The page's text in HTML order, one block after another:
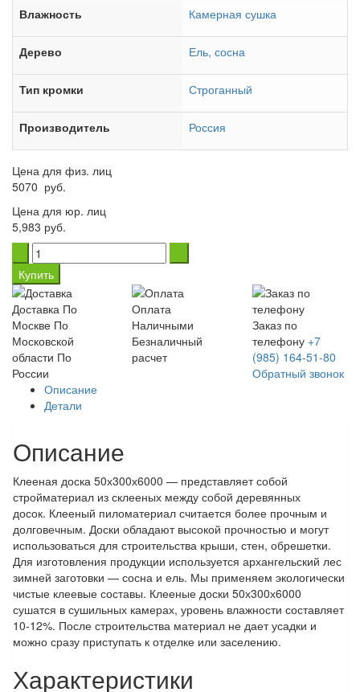
Влажность Камерная сушка
Дерево Ель, сосна
Тип кромки Строганный
Производитель Россия
Цена для физ. лиц
5070 руб.
Цена для юр. лиц
5,983 руб.
Купить
Доставка По
Москве По
Московской
области По
России
Оплата
Наличными
Безналичный
расчет
Заказ по
телефону +7
(985) 164-51-80
Обратный звонок
Описание
Детали
Описание
Клееная доска 50х300х6000 — представляет собой
стройматериал из склееных между собой деревянных
досок. Клееный пиломатериал считается более прочным и
долговечным. Доски обладают высокой прочностью и могут
использоваться для строительства крыши, стен, обрешетки.
Для изготовления продукции используется архангельский лес
зимней заготовки — сосна и ель. Мы применяем экологически
чистые клеевые составы. Клееные доски 50х300х6000
сушатся в сушильных камерах, уровень влажности составляет
10-12%. После строительства материал не дает усадки и
можно сразу приступать к отделке или заселению.
Характеристики